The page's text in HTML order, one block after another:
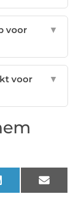
voor
▼
voor
▼
LinkedIn Email